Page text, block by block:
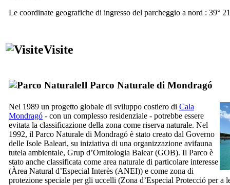
Le coordinate geografiche di ingresso del parcheggio a nord : 39°
Visite
Il Parco Naturale di Mondragó
Nel 1989 un progetto globale di sviluppo costiero di Cala
Mondragó - con un complesso residenziale - potrebbe essere
evitata la classificazione della zona come riserva naturale. Nel
1992, il Parco Naturale di Mondragó è stato creato dal Governo
delle Isole Baleari, su iniziativa di una organizzazione avifauna
tutela ambientale, Grup d’Ornitologia Balear(GOB). Il Parco è
stato anche classificata come area naturale di particolare interesse
(Àrea Natural d’Especial Interès (ANEI)) e come zona di
protezione speciale per gli uccelli (Zona d’Especial Protecció per a